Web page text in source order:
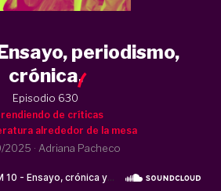
periodismo,
crónica.
Episodio 630
de críticas
alrededor de la mesa
2025 · Adriana Pacheco